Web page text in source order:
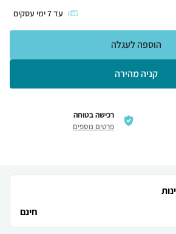
עד7ימי עסקים
קניה מהירה
הוספה לעגלה
רכישה בטוחה
פרטים נוספים
חינם